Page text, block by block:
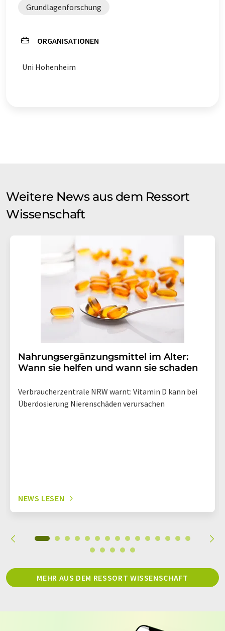
Grundlagenforschung
ORGANISATIONEN
Uni Hohenheim
Weitere News aus dem Ressort
Wissenschaft
Nahrungsergänzungsmittel im Alter:
Wann sie helfen und wann sie schaden
Verbraucherzentrale NRW warnt: Vitamin D kann bei
Überdosierung Nierenschäden verursachen
NEWS LESEN
MEHR AUS DEM RESSORT WISSENSCHAFT